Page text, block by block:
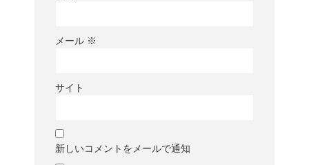
メール ※
サイト
新しいコメントをメールで通知